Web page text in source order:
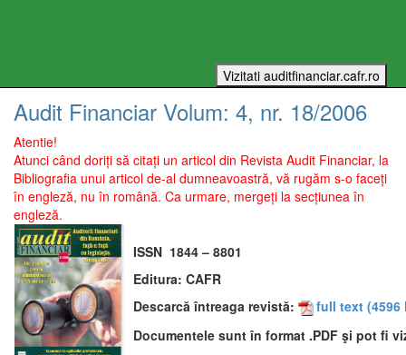
Audit Financiar Volum: 4, nr. 18/2006
Atentie!
Atunci când doriți să citați un articol din Revista Audit Financiar, la
Bibliografia unui articol de-al dumneavoastră, vă rugăm s-o faceți
în engleză, nu în română. Ca urmare, mergeți la secțiunea în
engleză.
ISSN 1844 – 8801
Editura: CAFR
Descarcă întreaga revistă:
full text (4596
Documentele sunt în format .PDF şi pot fi